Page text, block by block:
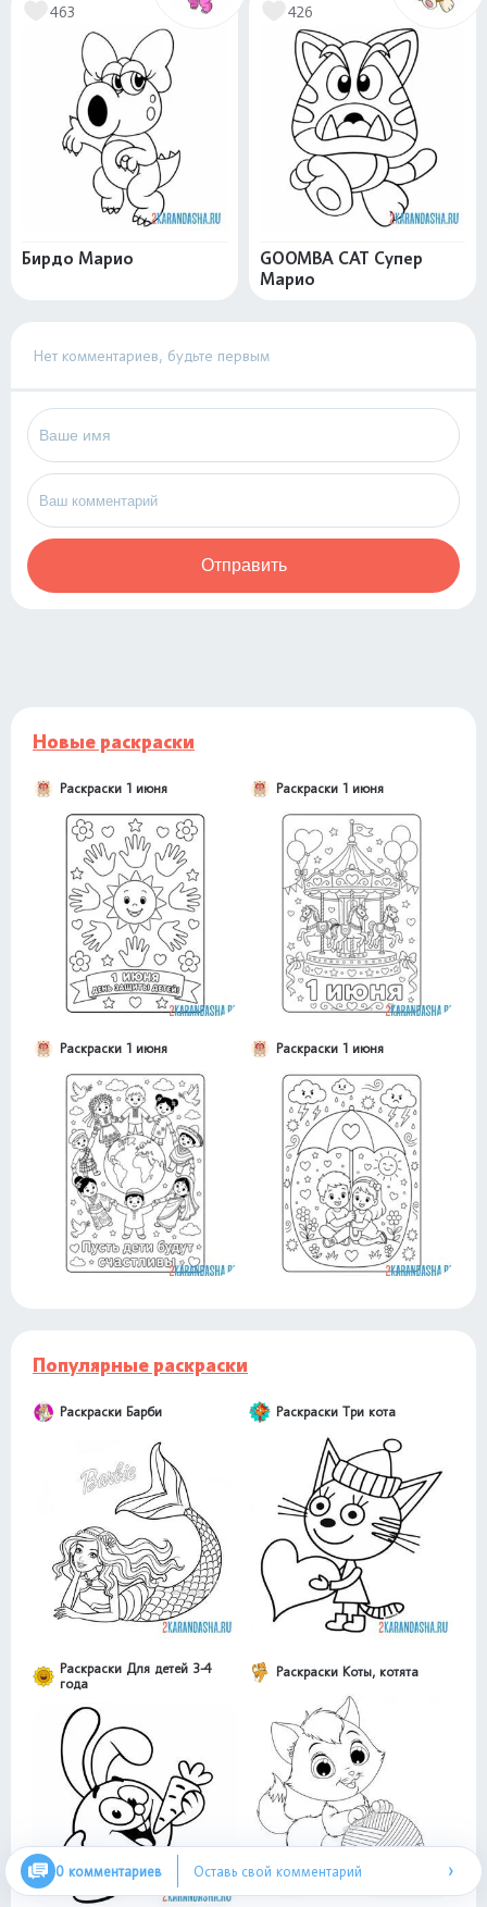
463
Бирдо Марио
426
GOOMBA CAT Супер
Марио
Нет комментариев, будьте первым
Отправить
Новые раскраски
Раскраски 1 июня Раскраски 1 июня
Раскраски 1 июня Раскраски 1 июня
Популярные раскраски
Раскраски Барби Раскраски Три кота
Раскраски Для детей 3-4
года
Раскраски Коты, котята
0 комментариев Оставь свой комментарий ›